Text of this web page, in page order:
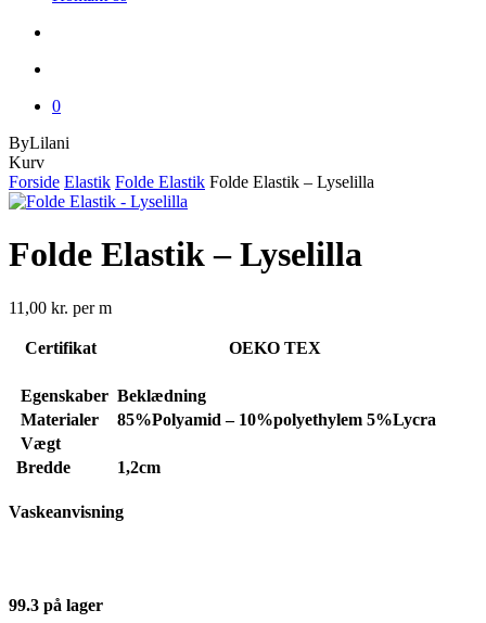
0
ByLilani
KurvClose
Cart
Forside Elastik Folde Elastik Folde Elastik – Lyselilla
Folde Elastik – Lyselilla
11,00 kr. per m
Certifikat OEKO TEX
Egenskaber Beklædning
Materialer
85%Polyamid – 10%polyethylem 5%Lycra
Vægt
Bredde
1,2cm
Vaskeanvisning
99.3 på lager